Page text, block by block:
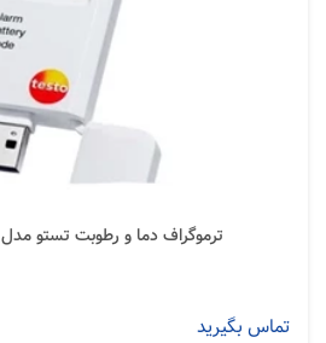
ترموگراف دما و رطوبت تستو مدل TESTO 184H1
تماس بگیرید